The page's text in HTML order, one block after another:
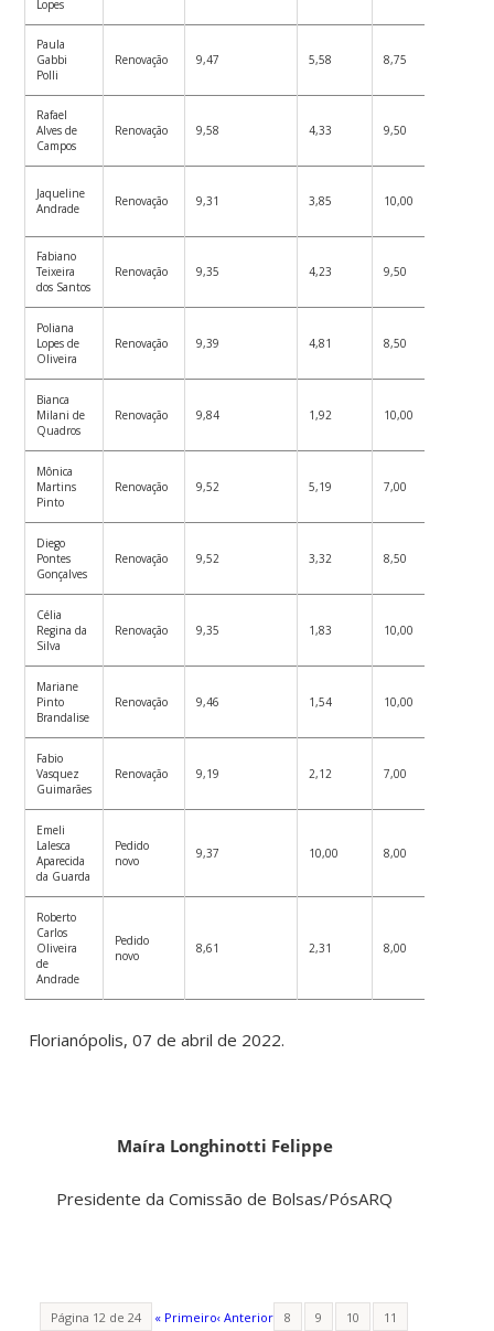
Lopes
Paula
Gabbi
Polli
Renovação 9,47 5,58 8,75
Rafael
Alves de
Campos
Renovação 9,58 4,33 9,50
Jaqueline
Andrade
Renovação 9,31 3,85 10,00
Fabiano
Teixeira
dos Santos
Renovação 9,35 4,23 9,50
Poliana
Lopes de
Oliveira
Renovação 9,39 4,81 8,50
Bianca
Milani de
Quadros
Renovação 9,84 1,92 10,00
Mônica
Martins
Pinto
Renovação 9,52 5,19 7,00
Diego
Pontes
Gonçalves
Renovação 9,52 3,32 8,50
Célia
Regina da
Silva
Renovação 9,35 1,83 10,00
Mariane
Pinto
Brandalise
Renovação 9,46 1,54 10,00
Fabio
Vasquez
Guimarães
Renovação 9,19 2,12 7,00
Emeli
Lalesca
Aparecida
da Guarda
Pedido
novo
9,37 10,00 8,00
Roberto
Carlos
Oliveira
de
Andrade
Pedido
novo
8,61 2,31 8,00
Florianópolis, 07 de abril de 2022.
Maíra Longhinotti Felippe
Presidente da Comissão de Bolsas/PósARQ
Página 12 de 24 « Primeiro‹ Anterior 8 9 10
11